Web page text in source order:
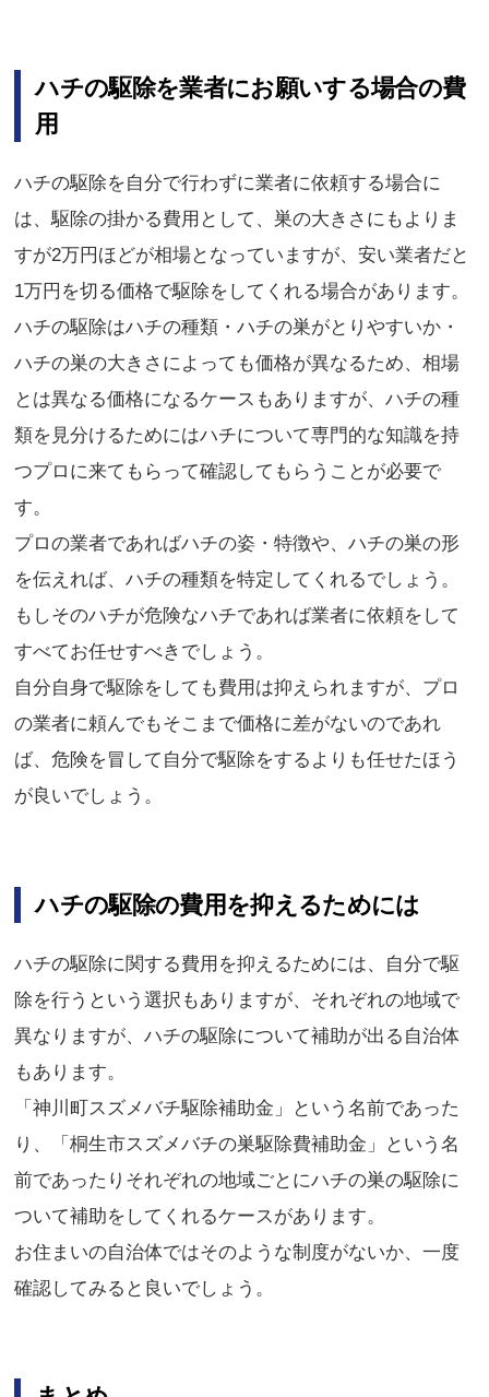
ハチの駆除を業者にお願いする場合の費
用
ハチの駆除を自分で行わずに業者に依頼する場合に
は、駆除の掛かる費用として、巣の大きさにもよりま
すが2万円ほどが相場となっていますが、安い業者だと
1万円を切る価格で駆除をしてくれる場合があります。
ハチの駆除はハチの種類・ハチの巣がとりやすいか・
ハチの巣の大きさによっても価格が異なるため、相場
とは異なる価格になるケースもありますが、ハチの種
類を見分けるためにはハチについて専門的な知識を持
つプロに来てもらって確認してもらうことが必要で
す。
プロの業者であればハチの姿・特徴や、ハチの巣の形
を伝えれば、ハチの種類を特定してくれるでしょう。
もしそのハチが危険なハチであれば業者に依頼をして
すべてお任せすべきでしょう。
自分自身で駆除をしても費用は抑えられますが、プロ
の業者に頼んでもそこまで価格に差がないのであれ
ば、危険を冒して自分で駆除をするよりも任せたほう
が良いでしょう。
ハチの駆除の費用を抑えるためには
ハチの駆除に関する費用を抑えるためには、自分で駆
除を行うという選択もありますが、それぞれの地域で
異なりますが、ハチの駆除について補助が出る自治体
もあります。
「神川町スズメバチ駆除補助金」という名前であった
り、「桐生市スズメバチの巣駆除費補助金」という名
前であったりそれぞれの地域ごとにハチの巣の駆除に
ついて補助をしてくれるケースがあります。
お住まいの自治体ではそのような制度がないか、一度
確認してみると良いでしょう。